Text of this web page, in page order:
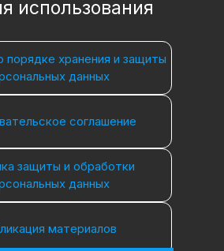
использования
порядке хранения и защиты
данных
соглашение
защиты и обработки
данных
материалов